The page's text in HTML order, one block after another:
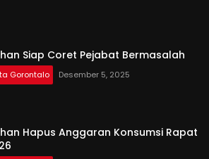
Siap Coret Pejabat Bermasalah
Gorontalo Desember 5, 2025
Hapus Anggaran Konsumsi Rapat